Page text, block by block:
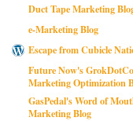
Duct Tape Marketing
e-Marketing Blog
Escape from Cubicle
Future Now's
Marketing Optimization
GasPedal's Word of
Marketing Blog